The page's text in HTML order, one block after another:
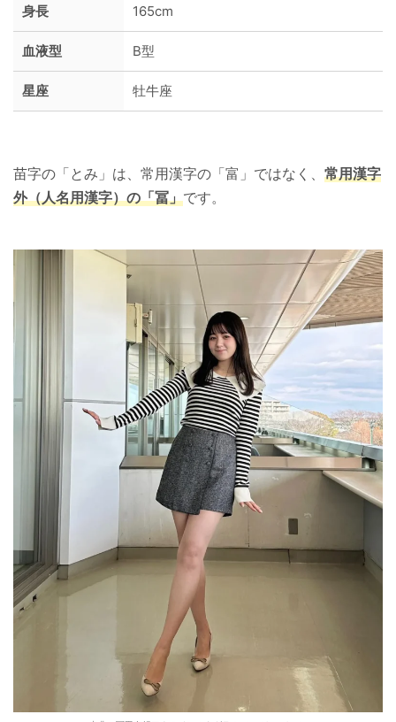
身長 165cm
血液型 B型
星座 牡牛座
苗字の「とみ」は、常用漢字の「富」ではなく、 常用漢字
外（人名用漢字）の「冨」です。